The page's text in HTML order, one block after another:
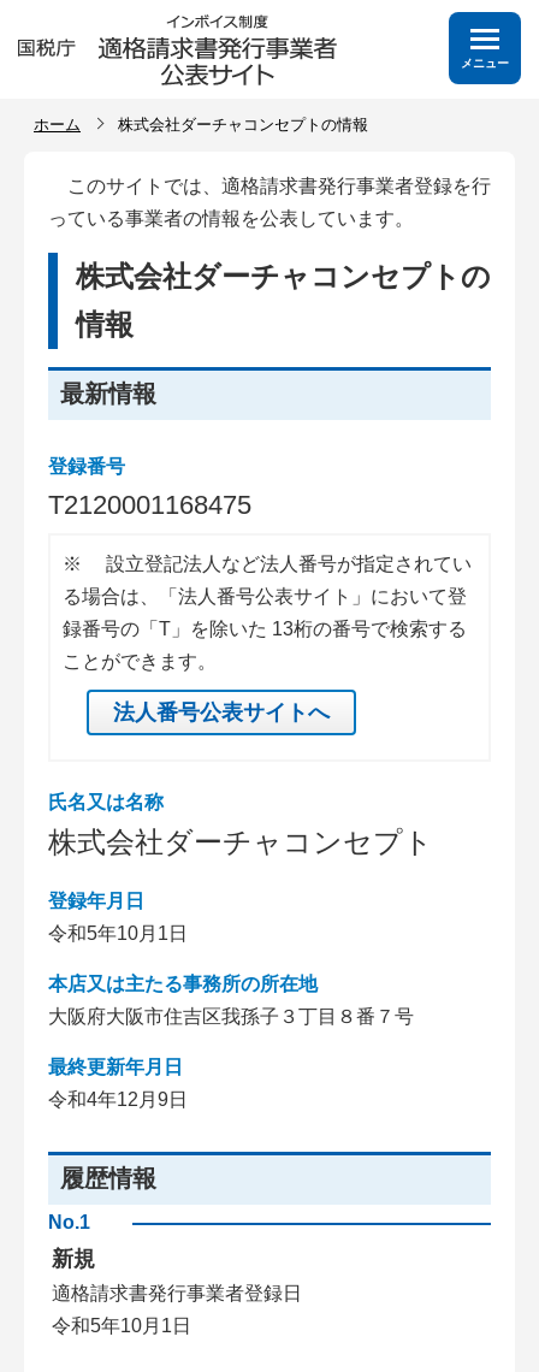
メニュー
ホーム 株式会社ダーチャコンセプトの情報
このサイトでは、適格請求書発行事業者登録を行
っている事業者の情報を公表しています。
株式会社ダーチャコンセプトの
情報
最新情報
登録番号
T2120001168475
※
設立登記法人など法人番号が指定されてい
る場合は、「法人番号公表サイト」において登
録番号の「T」を除いた 13桁の番号で検索する
ことができます。
法人番号公表サイトへ
氏名又は名称
株式会社ダーチャコンセプト
登録年月日
令和5年10月1日
本店又は主たる事務所の所在地
大阪府大阪市住吉区我孫子３丁目８番７号
最終更新年月日
令和4年12月9日
履歴情報
No.1
新規
適格請求書発行事業者登録日
令和5年10月1日